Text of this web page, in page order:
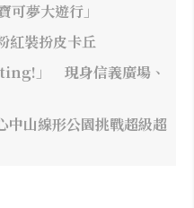
夢大遊行」
紅裝扮皮卡丘
」 現身信義廣場、
山線形公園挑戰超級超